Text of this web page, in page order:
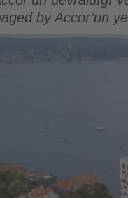
by Accor’un